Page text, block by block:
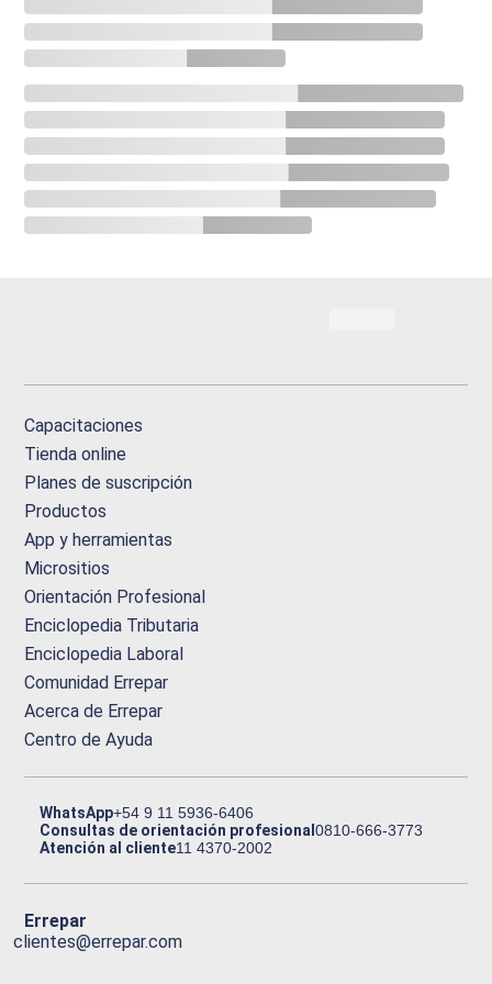
Capacitaciones
Tienda online
Planes de suscripción
Productos
App y herramientas
Micrositios
Orientación Profesional
Enciclopedia Tributaria
Enciclopedia Laboral
Comunidad Errepar
Acerca de Errepar
Centro de Ayuda
WhatsApp+54 9 11 5936-6406
Consultas de orientación profesional0810-666-3773
Atención al cliente11 4370-2002
Errepar
clientes@errepar.com